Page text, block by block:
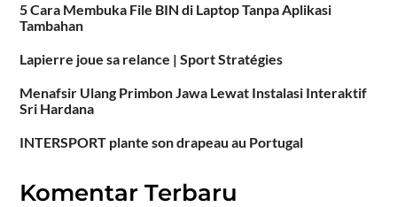
5 Cara Membuka File BIN di Laptop Tanpa Aplikasi
Tambahan
Lapierre joue sa relance | Sport Stratégies
Menafsir Ulang Primbon Jawa Lewat Instalasi Interaktif
Sri Hardana
INTERSPORT plante son drapeau au Portugal
Komentar Terbaru